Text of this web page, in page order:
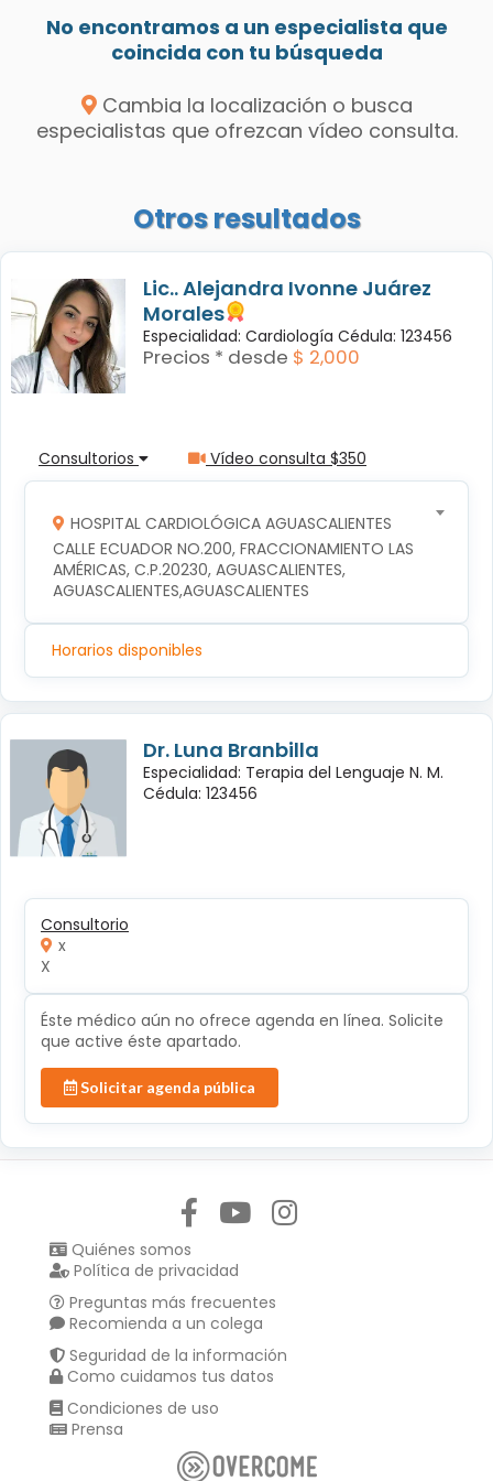
No encontramos a un especialista que
coincida con tu búsqueda
Cambia la localización o busca
especialistas que ofrezcan vídeo consulta.
Otros resultados
Lic.. Alejandra Ivonne Juárez
Morales
Especialidad: Cardiología Cédula: 123456
Precios * desde $ 2,000
Consultorios Vídeo consulta $350
HOSPITAL CARDIOLÓGICA AGUASCALIENTES
CALLE ECUADOR NO.200, FRACCIONAMIENTO LAS
AMÉRICAS, C.P.20230, AGUASCALIENTES,
AGUASCALIENTES,AGUASCALIENTES
Horarios disponibles
Dr. Luna Branbilla
Especialidad: Terapia del Lenguaje N. M.
Cédula: 123456
Consultorio
x
X
Éste médico aún no ofrece agenda en línea. Solicite
que active éste apartado.
Solicitar agenda pública
Quiénes somos
Política de privacidad
Preguntas más frecuentes
Recomienda a un colega
Seguridad de la información
Como cuidamos tus datos
Condiciones de uso
Prensa